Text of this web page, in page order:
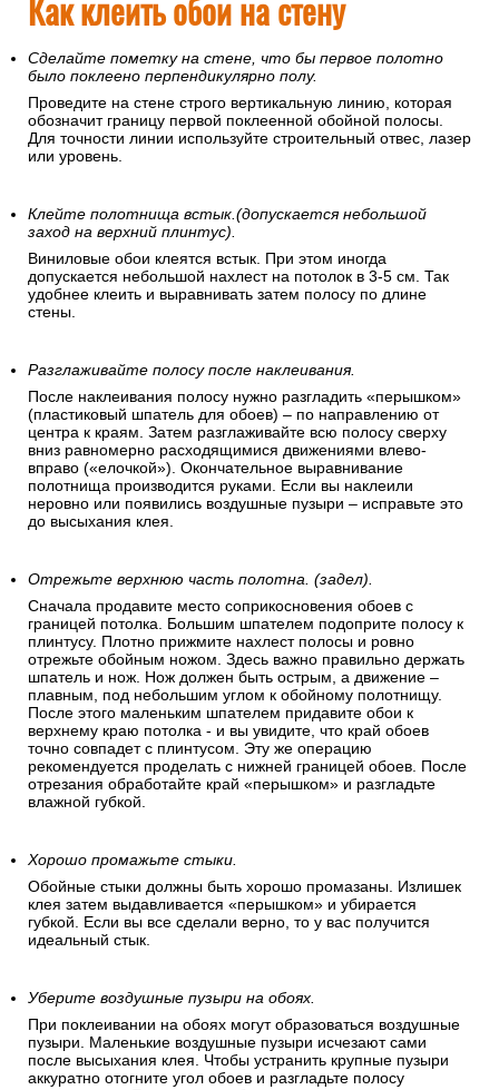
Как клеить обои на стену
Сделайте пометку на стене, что бы первое полотно
было поклеено перпендикулярно полу.
Проведите на стене строго вертикальную линию, которая
обозначит границу первой поклеенной обойной полосы.
Для точности линии используйте строительный отвес, лазер
или уровень.
Клейте полотнища встык.(допускается небольшой
заход на верхний плинтус).
Виниловые обои клеятся встык. При этом иногда
допускается небольшой нахлест на потолок в 3-5 см. Так
удобнее клеить и выравнивать затем полосу по длине
стены.
Разглаживайте полосу после наклеивания.
После наклеивания полосу нужно разгладить «перышком»
(пластиковый шпатель для обоев) – по направлению от
центра к краям. Затем разглаживайте всю полосу сверху
вниз равномерно расходящимися движениями влево-
вправо («елочкой»). Окончательное выравнивание
полотнища производится руками. Если вы наклеили
неровно или появились воздушные пузыри – исправьте это
до высыхания клея.
Отрежьте верхнюю часть полотна. (задел).
Сначала продавите место соприкосновения обоев с
границей потолка. Большим шпателем подоприте полосу к
плинтусу. Плотно прижмите нахлест полосы и ровно
отрежьте обойным ножом. Здесь важно правильно держать
шпатель и нож. Нож должен быть острым, а движение –
плавным, под небольшим углом к обойному полотнищу.
После этого маленьким шпателем придавите обои к
верхнему краю потолка - и вы увидите, что край обоев
точно совпадет с плинтусом. Эту же операцию
рекомендуется проделать с нижней границей обоев. После
отрезания обработайте край «перышком» и разгладьте
влажной губкой.
Хорошо промажьте стыки.
Обойные стыки должны быть хорошо промазаны. Излишек
клея затем выдавливается «перышком» и убирается
губкой. Если вы все сделали верно, то у вас получится
идеальный стык.
Уберите воздушные пузыри на обоях.
При поклеивании на обоях могут образоваться воздушные
пузыри. Маленькие воздушные пузыри исчезают сами
после высыхания клея. Чтобы устранить крупные пузыри
аккуратно отогните угол обоев и разгладьте полосу